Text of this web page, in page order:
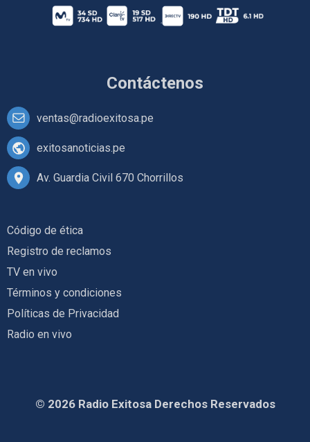
Contáctenos
ventas@radioexitosa.pe
exitosanoticias.pe
Av. Guardia Civil 670 Chorrillos
Código de ética
Registro de reclamos
TV en vivo
Términos y condiciones
Políticas de Privacidad
Radio en vivo
© 2026 Radio Exitosa Derechos Reservados